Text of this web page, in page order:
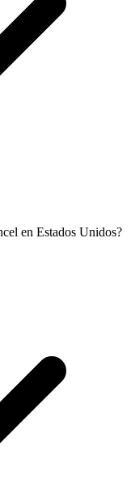
en Estados Unidos?